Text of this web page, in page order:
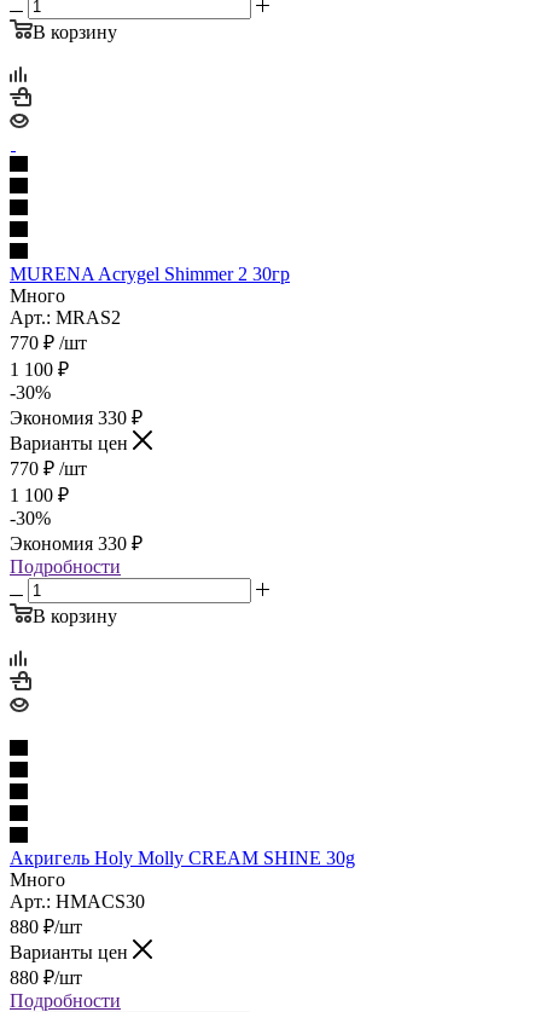
В корзину
MURENA Acrygel Shimmer 2 30гр
Много
Арт.: MRAS2
770 ₽ /шт
1 100 ₽
-30%
Экономия 330 ₽
Варианты цен
770 ₽ /шт
1 100 ₽
-30%
Экономия 330 ₽
Подробности
В корзину
Акригель Holy Molly CREAM SHINE 30g
Много
Арт.: HMACS30
880 ₽/шт
Варианты цен
880 ₽/шт
Подробности